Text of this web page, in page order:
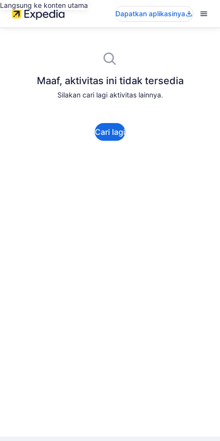
Langsung ke konten utama
Dapatkan aplikasinya
Maaf, aktivitas ini tidak tersedia
Silakan cari lagi aktivitas lainnya.
Cari lagi